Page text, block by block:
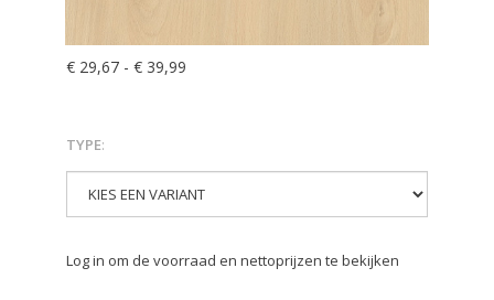
€ 29,67 - € 39,99
TYPE:
Log in om de voorraad en nettoprijzen te bekijken